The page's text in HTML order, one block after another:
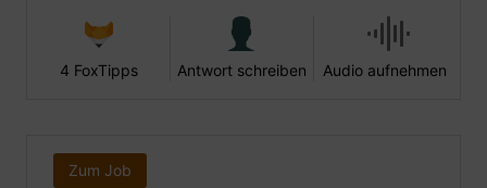
4 FoxTipps Antwort schreiben Audio aufnehmen
Zum Job